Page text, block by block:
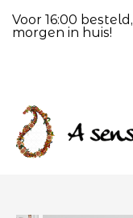
Voor 16:00 besteld,
morgen in huis!